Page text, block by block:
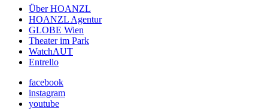
Über HOANZL
HOANZL Agentur
GLOBE Wien
Theater im Park
WatchAUT
Entrello
facebook
instagram
youtube